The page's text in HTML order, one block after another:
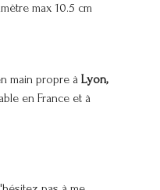
max 10.5 cm
main propre à Lyon,
en France et à